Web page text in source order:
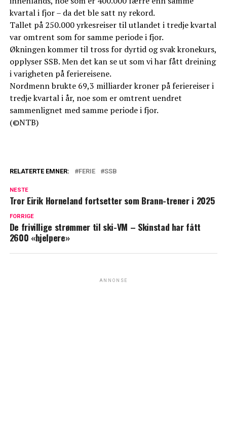
kvartal i fjor – da det ble satt ny rekord.
Tallet på 250.000 yrkesreiser til utlandet i tredje kvartal
var omtrent som for samme periode i fjor.
Økningen kommer til tross for dyrtid og svak kronekurs,
opplyser SSB. Men det kan se ut som vi har fått dreining
i varigheten på feriereisene.
Nordmenn brukte 69,3 milliarder kroner på feriereiser i
tredje kvartal i år, noe som er omtrent uendret
sammenlignet med samme periode i fjor.
(©NTB)
RELATERTE EMNER: FERIE SSB
NESTE
Tror Eirik Horneland fortsetter som Brann-trener i 2025
FORRIGE
De frivillige strømmer til ski-VM – Skinstad har fått
2600 «hjelpere»
ANNONSE